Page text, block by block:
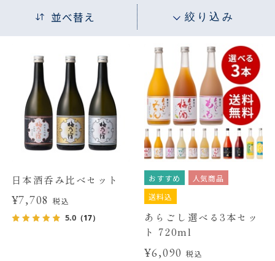
並べ替え 絞り込み
日本酒呑み比べセット
¥7,708税込
5.0（17）
おすすめ
人気商品
送料込
あらごし選べる3本セッ
ト 720ml
¥6,090 税込